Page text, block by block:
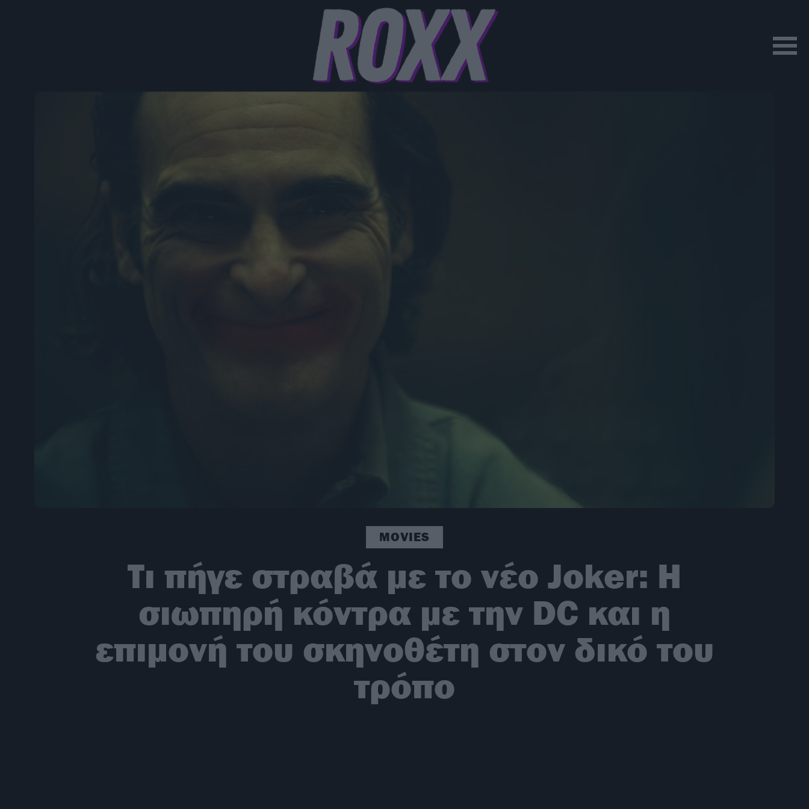
MOVIES
Τι πήγε στραβά με το νέο Joker: Η
σιωπηρή κόντρα με την DC και η
επιμονή του σκηνοθέτη στον δικό του
τρόπο